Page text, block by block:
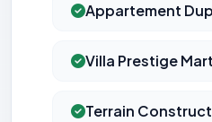
Appartement
Villa Prestige
Terrain